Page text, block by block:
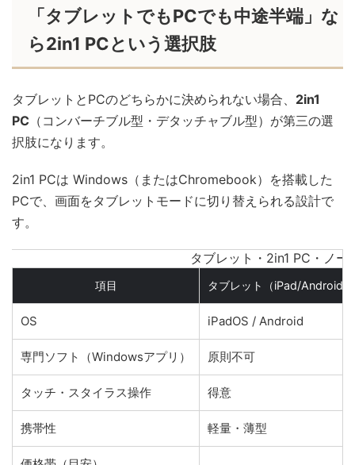
「タブレットでもPCでも中途半端」な
ら2in1 PCという選択肢
タブレットとPCのどちらかに決められない場合、 2in1
PC （コンバーチブル型・デタッチャブル型）が第三の選
択肢になります。
2in1 PCは Windows（またはChromebook）を搭載した
PCで、画面をタブレットモードに切り替えられる設計で
す。
タブレット・2in1 PC・ノー
項目 タブレット（iPad/Android）
OS iPadOS / Android
専門ソフト（Windowsアプリ） 原則不可
タッチ・スタイラス操作 得意
携帯性 軽量・薄型